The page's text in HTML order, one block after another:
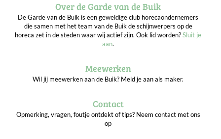
Over de Garde van de Buik
De Garde van de Buik is een geweldige club horecaondernemers
die samen met het team van de Buik de schijnwerpers op de
horeca zet in de steden waar wij actief zijn. Ook lid worden?Sluit je
aan.
Meewerken
Wil jij meewerken aan de Buik? Meld je aan als maker.
Contact
Opmerking, vragen, foutje ontdekt of tips? Neem contact met ons
op